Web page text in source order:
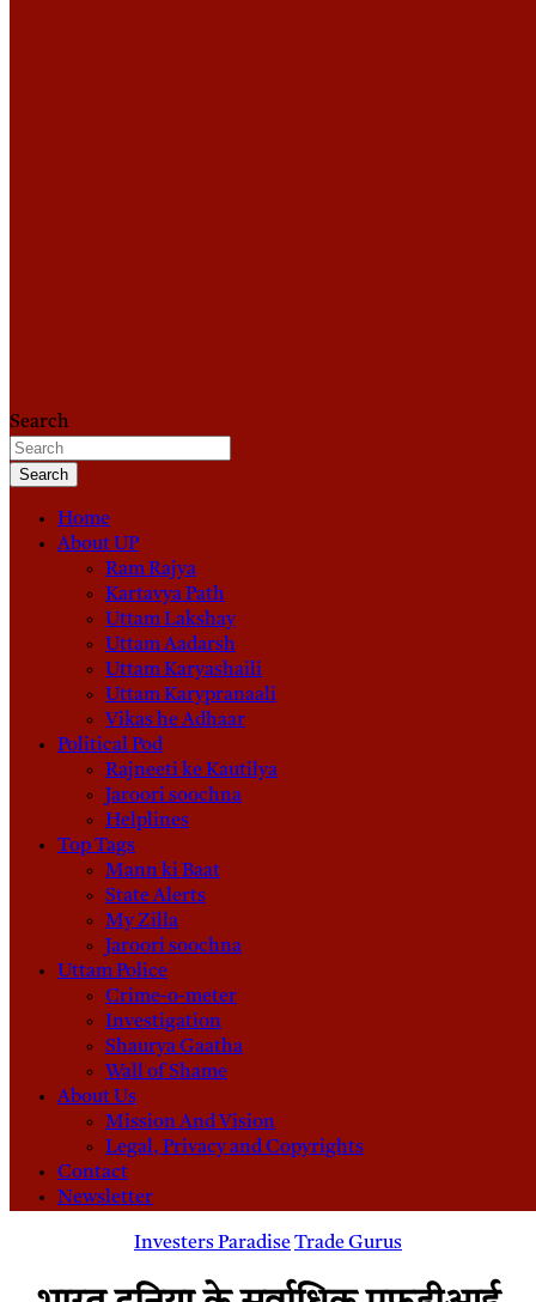
Search
Search
Home
About UP
Ram Rajya
Kartavya Path
Uttam Lakshay
Uttam Aadarsh
Uttam Karyashaili
Uttam Karypranaali
Vikas he Adhaar
Political Pod
Rajneeti ke Kautilya
Jaroori soochna
Helplines
Top Tags
Mann ki Baat
State Alerts
My Zilla
Jaroori soochna
Uttam Police
Crime-o-meter
Investigation
Shaurya Gaatha
Wall of Shame
About Us
Mission And Vision
Legal, Privacy and Copyrights
Contact
Newsletter
Investers ParadiseTrade Gurus